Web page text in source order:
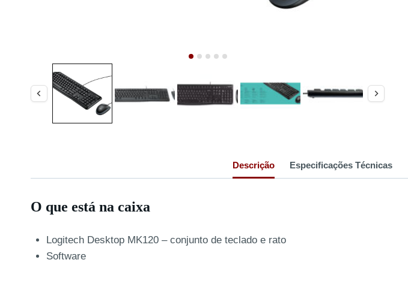
Descrição Especificações Técnicas
O que está na caixa
Logitech Desktop MK120 – conjunto de teclado e rato
Software